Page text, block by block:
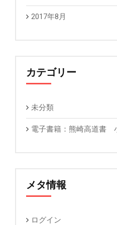
2017年8月
カテゴリー
未分類
電子書籍：熊崎高道書
メタ情報
ログイン